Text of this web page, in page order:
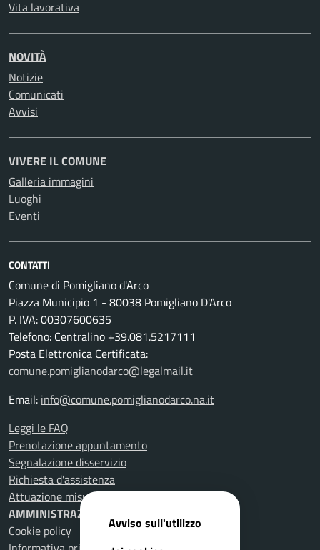
Vita lavorativa
NOVITÀ
Notizie
Comunicati
Avvisi
VIVERE IL COMUNE
Galleria immagini
Luoghi
Eventi
CONTATTI
Comune di Pomigliano d'Arco
Piazza Municipio 1 - 80038 Pomigliano D'Arco
P. IVA: 00307600635
Telefono: Centralino +39.081.5217111
Posta Elettronica Certificata:
comune.pomiglianodarco@legalmail.it
Email: info@comune.pomiglianodarco.na.it
Leggi le FAQ
Prenotazione appuntamento
Segnalazione disservizio
Richiesta d'assistenza
Attuazione misure PNRR
AMMINISTRAZIONE TRASPARENTE
Cookie policy
Avviso sull'utilizzo